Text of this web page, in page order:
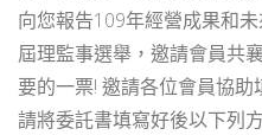
向您報告109年經營成果和
屆理監事選舉，邀請會員共
要的一票! 邀請各位會員協助
請將委託書填寫好後以下列